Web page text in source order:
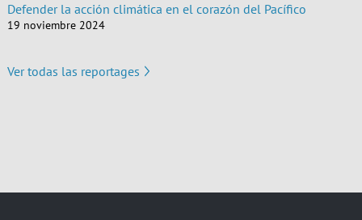
Defender la acción climática en el corazón del Pacífico
19 noviembre 2024
Ver todas las reportages